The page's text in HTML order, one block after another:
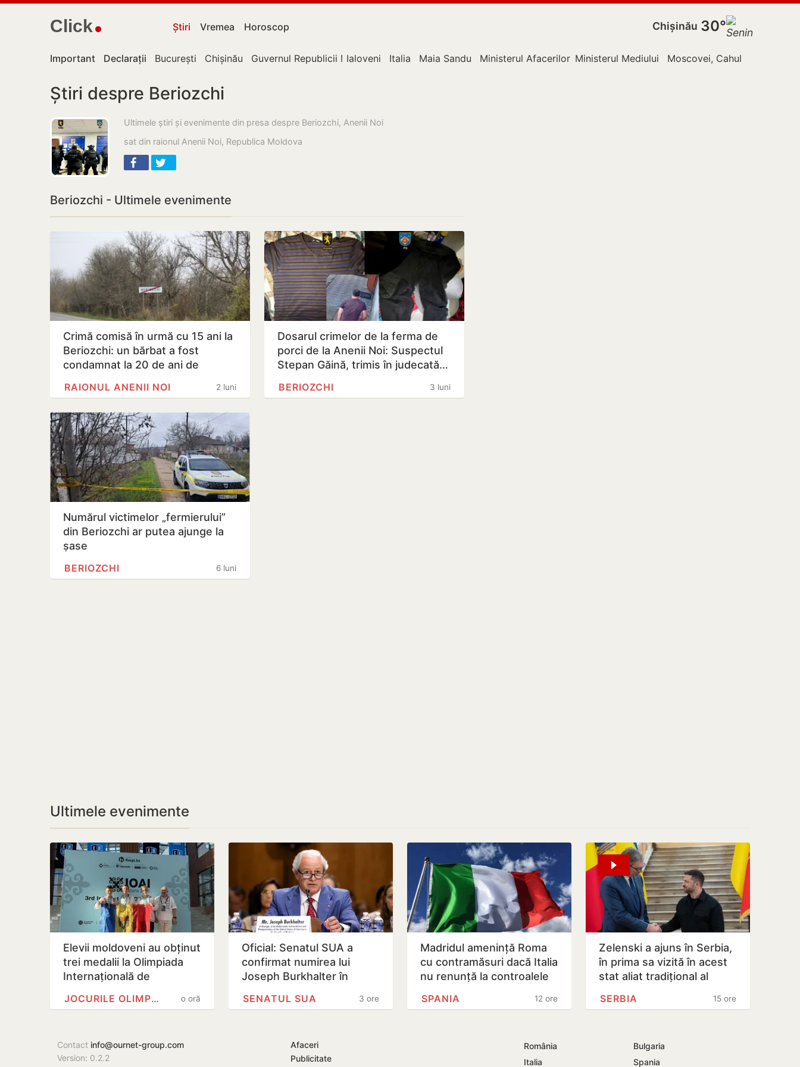
Click Știri Vremea Horoscop Chișinău 30°
Important Declarații București Chișinău Guvernul Republicii Moldova
Ialoveni Italia Maia Sandu Ministerul Afacerilor ExterneMinisterul Mediului Moscovei, Cahul
Știri despre Beriozchi
Ultimele știri și evenimente din presa despre Beriozchi, Anenii Noi
sat din raionul Anenii Noi, Republica Moldova
Beriozchi - Ultimele evenimente
Crimă comisă în urmă cu 15 ani la
Beriozchi: un bărbat a fost
condamnat la 20 de ani de
2 luni
RAIONUL ANENII NOI
Dosarul crimelor de la ferma de
porci de la Anenii Noi: Suspectul
Stepan Găină, trimis în judecată…
3 luni
BERIOZCHI
Numărul victimelor „fermierului”
din Beriozchi ar putea ajunge la
șase
6 luni
BERIOZCHI
Ultimele evenimente
Elevii moldoveni au obținut
trei medalii la Olimpiada
Internațională de
o oră
JOCURILE OLIMPICE
Oficial: Senatul SUA a
confirmat numirea lui
Joseph Burkhalter în
Republica…
3 ore
SENATUL SUA
Madridul amenință Roma
cu contramăsuri dacă Italia
nu renunță la controalele
12 ore
SPANIA
Zelenski a ajuns în Serbia,
în prima sa vizită în acest
stat aliat tradițional al
15 ore
SERBIA
Contact info@ournet-group.com
Version: 0.2.2
Afaceri
Publicitate
România
Bulgaria
Italia
Spania